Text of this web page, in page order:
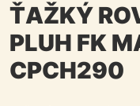
ŤAŽKÝ
PLUH FK
CPCH290